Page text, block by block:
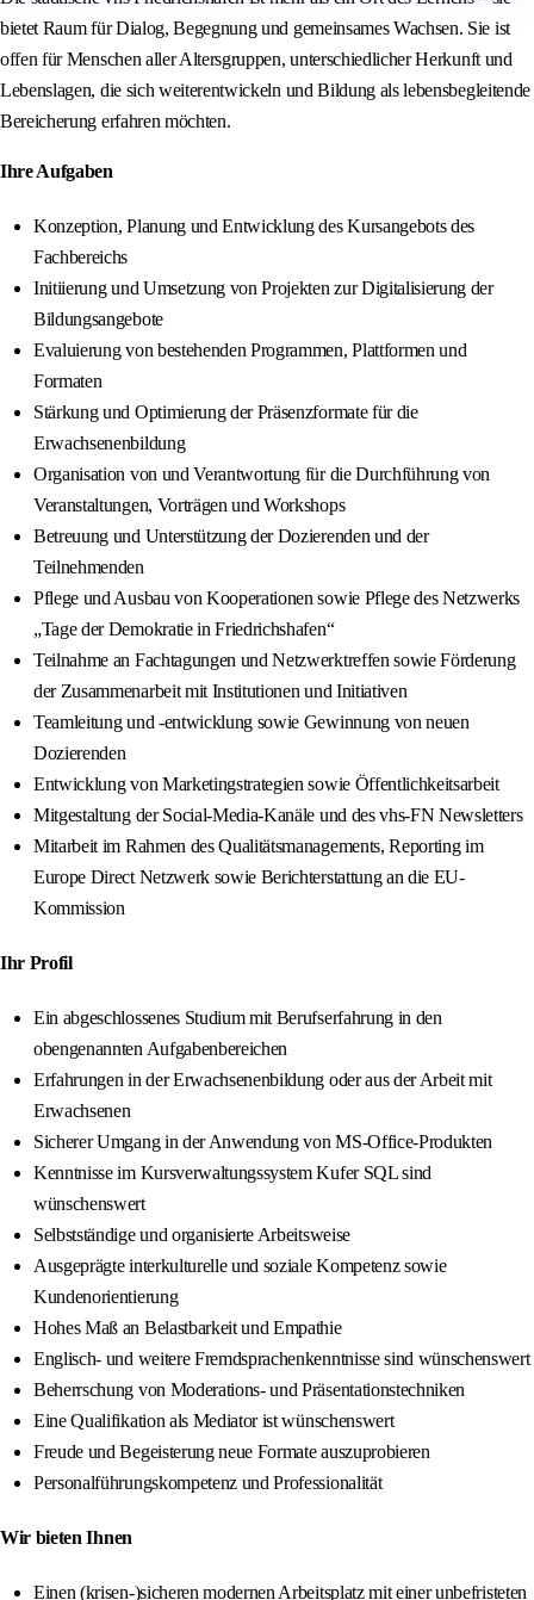
bietet Raum für Dialog, Begegnung und gemeinsames Wachsen. Sie ist
offen für Menschen aller Altersgruppen, unterschiedlicher Herkunft und
Lebenslagen, die sich weiterentwickeln und Bildung als lebensbegleitende
Bereicherung erfahren möchten.
Ihre Aufgaben
Konzeption, Planung und Entwicklung des Kursangebots des
Fachbereichs
Initiierung und Umsetzung von Projekten zur Digitalisierung der
Bildungsangebote
Evaluierung von bestehenden Programmen, Plattformen und
Formaten
Stärkung und Optimierung der Präsenzformate für die
Erwachsenenbildung
Organisation von und Verantwortung für die Durchführung von
Veranstaltungen, Vorträgen und Workshops
Betreuung und Unterstützung der Dozierenden und der
Teilnehmenden
Pflege und Ausbau von Kooperationen sowie Pflege des Netzwerks
„Tage der Demokratie in Friedrichshafen“
Teilnahme an Fachtagungen und Netzwerktreffen sowie Förderung
der Zusammenarbeit mit Institutionen und Initiativen
Teamleitung und -entwicklung sowie Gewinnung von neuen
Dozierenden
Entwicklung von Marketingstrategien sowie Öffentlichkeitsarbeit
Mitgestaltung der Social-Media-Kanäle und des vhs-FN Newsletters
Mitarbeit im Rahmen des Qualitätsmanagements, Reporting im
Europe Direct Netzwerk sowie Berichterstattung an die EU-
Kommission
Ihr Profil
Ein abgeschlossenes Studium mit Berufserfahrung in den
obengenannten Aufgabenbereichen
Erfahrungen in der Erwachsenenbildung oder aus der Arbeit mit
Erwachsenen
Sicherer Umgang in der Anwendung von MS-Office-Produkten
Kenntnisse im Kursverwaltungssystem Kufer SQL sind
wünschenswert
Selbstständige und organisierte Arbeitsweise
Ausgeprägte interkulturelle und soziale Kompetenz sowie
Kundenorientierung
Hohes Maß an Belastbarkeit und Empathie
Englisch- und weitere Fremdsprachenkenntnisse sind wünschenswert
Beherrschung von Moderations- und Präsentationstechniken
Eine Qualifikation als Mediator ist wünschenswert
Freude und Begeisterung neue Formate auszuprobieren
Personalführungskompetenz und Professionalität
Wir bieten Ihnen
Einen (krisen-)sicheren modernen Arbeitsplatz mit einer unbefristeten